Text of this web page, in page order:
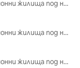
Ваканционни жилища под наем
Ваканционни жилища под наем
Ваканционни жилища под наем